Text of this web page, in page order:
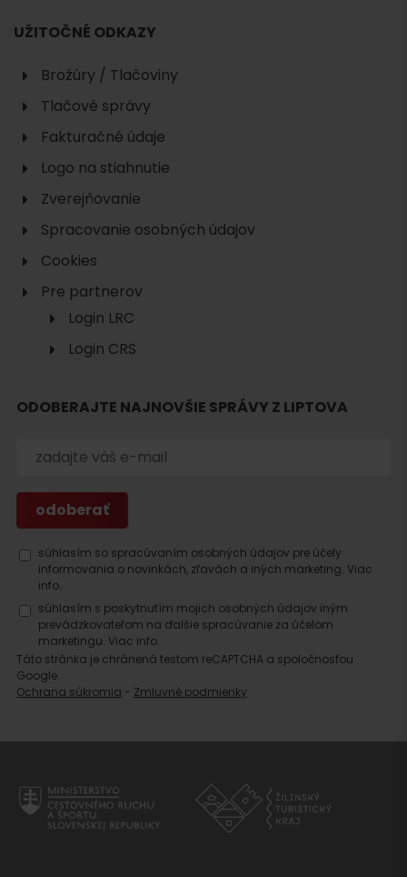
Hľadať
UŽITOČNÉ ODKAZY
Brožúry / Tlačoviny
Tlačové správy
Fakturačné údaje
Logo na stiahnutie
Zverejňovanie
Spracovanie osobných údajov
Cookies
Pre partnerov
Login LRC
Login CRS
ODOBERAJTE NAJNOVŠIE SPRÁVY Z LIPTOVA
súhlasím so spracúvaním osobných údajov pre účely
informovania o novinkách, zľavách a iných marketing. Viac
info.
súhlasím s poskytnutím mojich osobných údajov iným
prevádzkovateľom na ďalšie spracúvanie za účelom
marketingu. Viac info.
Táto stránka je chránená testom reCAPTCHA a spoločnosťou
Google.
Ochrana súkromia - Zmluvné podmienky